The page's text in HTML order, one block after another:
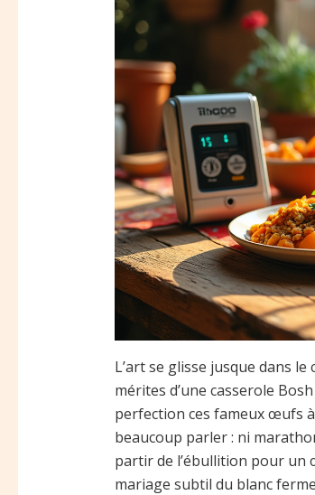
L’art se glisse jusque dans
mérites d’une casserole
perfection ces fameux œufs
beaucoup parler : ni
partir de l’ébullition pour un
mariage subtil du blanc